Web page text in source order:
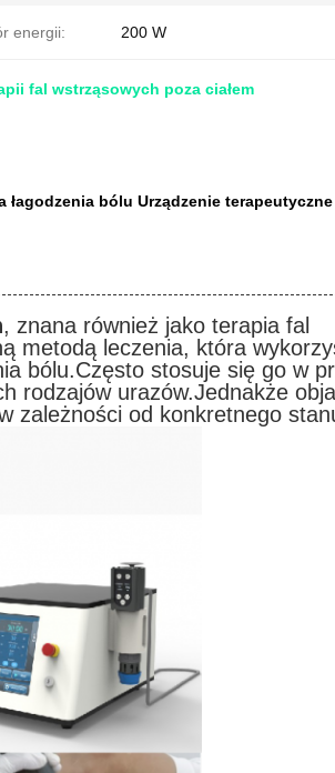
energii: 200 W
fal wstrząsowych poza ciałem
bólu Urządzenie
, znana również jako terapia fal
metodą leczenia, która
bólu.Często stosuje się go w
rodzajów urazów.Jednakże
zależności od konkretnego